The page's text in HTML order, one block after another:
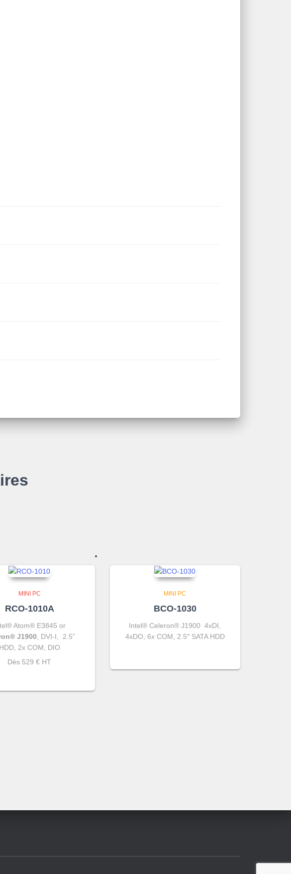
MINI PC
RCO-1010A
Atom® E3845 or
J1900 , DVI-I, 2.5”
HDD, 2x COM, DIO
Dès 529 € HT
MINI PC
BCO-1030
Intel® Celeron® J1900 4xDI,
4xDO, 6x COM, 2.5″ SATA HDD